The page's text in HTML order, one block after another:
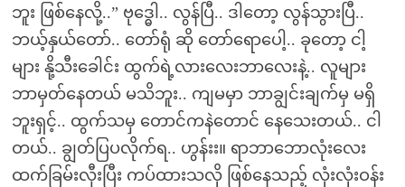
ဘူး ဖြစ်နေလို့..” ဗုဒ္ဓေါ.. လွန်ပြီ.. ဒါတော့ လွန်သွားပြီ..
ဘယ့်နှယ်တော်.. တော်ရုံ ဆို တော်ရောပေါ့.. ခုတော့ ငါ့
များ နို့သီးခေါင်း ထွက်ရဲ့လားလေးဘာလေးနဲ့.. လူများ
ဘာမှတ်နေတယ် မသိဘူး.. ကျမမှာ ဘာချွင်းချက်မှ မရှိ
ဘူးရှင့်.. ထွက်သမှ တောင်ကနဲတောင် နေသေးတယ်.. ငါ
တယ်.. ချွတ်ပြပလိုက်ရ.. ဟွန်းး။ ရာဘာဘောလုံးလေး
ထက်ခြမ်းလှီးပြီး ကပ်ထားသလို ဖြစ်နေသည့် လုံးလုံးဝန်း